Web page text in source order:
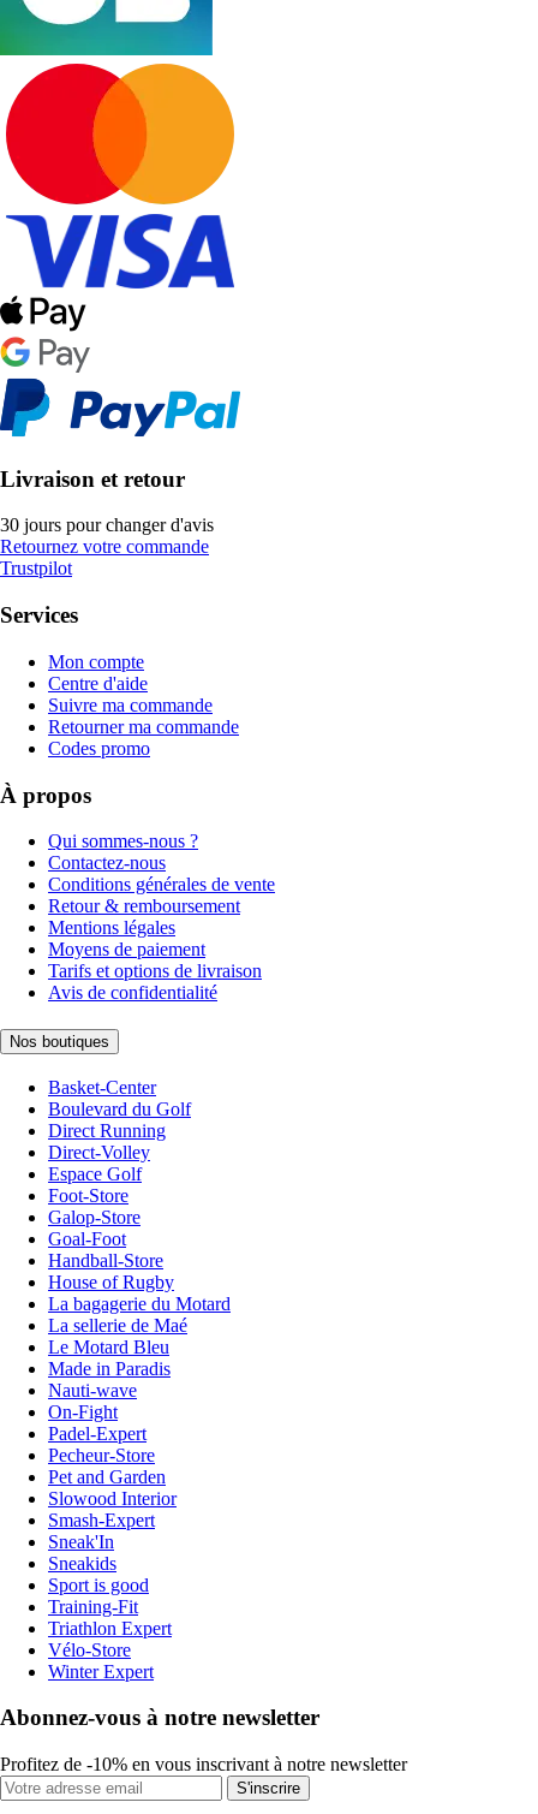
Livraison et retour
30 jours pour changer d'avis
Retournez votre commande
Trustpilot
Services
Mon compte
Centre d'aide
Suivre ma commande
Retourner ma commande
Codes promo
À propos
Qui sommes-nous ?
Contactez-nous
Conditions générales de vente
Retour & remboursement
Mentions légales
Moyens de paiement
Tarifs et options de livraison
Avis de confidentialité
Nos boutiques
Basket-Center
Boulevard du Golf
Direct Running
Direct-Volley
Espace Golf
Foot-Store
Galop-Store
Goal-Foot
Handball-Store
House of Rugby
La bagagerie du Motard
La sellerie de Maé
Le Motard Bleu
Made in Paradis
Nauti-wave
On-Fight
Padel-Expert
Pecheur-Store
Pet and Garden
Slowood Interior
Smash-Expert
Sneak'In
Sneakids
Sport is good
Training-Fit
Triathlon Expert
Vélo-Store
Winter Expert
Abonnez-vous à notre newsletter
Profitez de -10% en vous inscrivant à notre newsletter
S'inscrire